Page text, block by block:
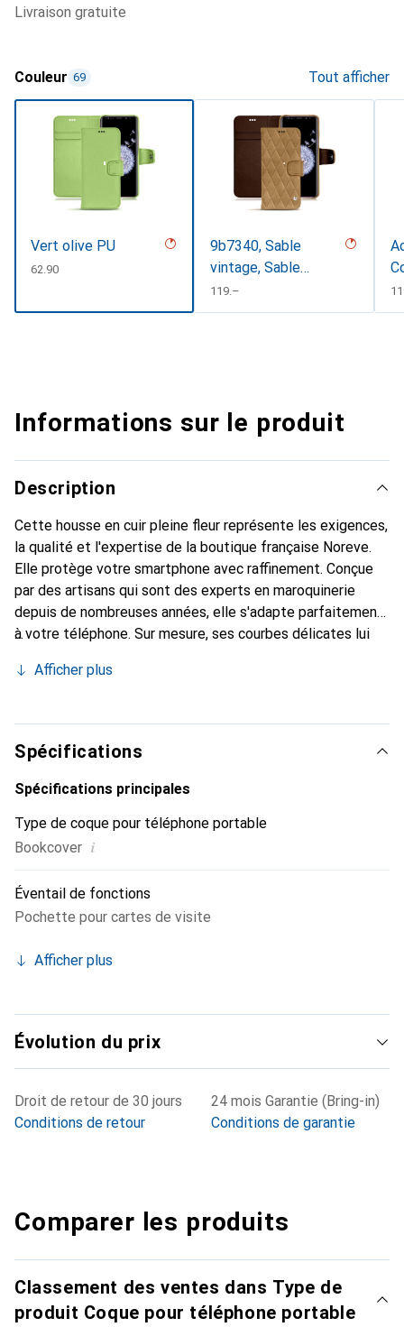
livraison gratuite
Couleur 69 Tout afficher
Vert olive PU
CHF
62.90
9b7340, Sable
vintage, Sable
vintage - Couture
CHF
119.–
Informations sur le produit
Description
Cette housse en cuir pleine fleur représente les exigences,
la qualité et l'expertise de la boutique française Noreve.
Elle protège votre smartphone avec raffinement. Conçue
par des artisans qui sont des experts en maroquinerie
depuis de nombreuses années, elle s'adapte parfaitement
à votre téléphone. Sur mesure, ses courbes délicates lui
l'accessoire chic et indispensable de votre smartphone.
haute qualité, la marque Noreve est un choix sûr pour une
clientèle exigeante.
Afficher plus
Spécifications
Spécifications principales
Type de coque pour téléphone portable
Bookcover i
Éventail de fonctions
Pochette pour cartes de visite
Afficher plus
Évolution du prix
Droit de retour de 30 jours
Conditions de retour
24 mois Garantie (Bring-in)
Conditions de garantie
Comparer les produits
Classement des ventes dans Type de
produit Coque pour téléphone portable